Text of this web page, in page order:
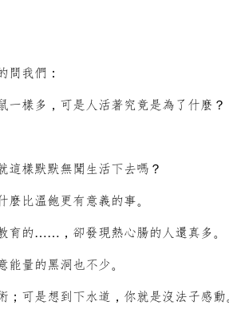
問我們：
一樣多，可是人活著究竟是為了什麼？
這樣默默無聞生活下去嗎？
比溫飽更有意義的事。
育的……，卻發現熱心腸的人還真多。
量的黑洞也不少。
可是想到下水道，你就是沒法子感動